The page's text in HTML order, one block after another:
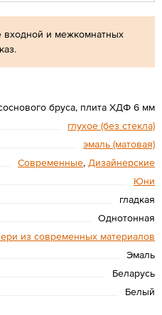
входной и межкомнатных
бруса, плита ХДФ 6 мм
глухое (без стекла)
эмаль (матовая)
Современные, Дизайнерские
Юни
гладкая
Однотонная
из современных материалов
Эмаль
Беларусь
Белый